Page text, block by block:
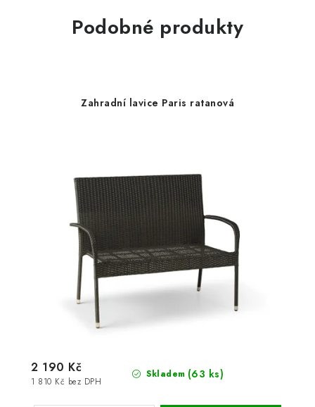
Podobné produkty
Zahradní lavice Paris ratanová
Skladem (63 ks)
1 810 Kč bez DPH
2 190 Kč